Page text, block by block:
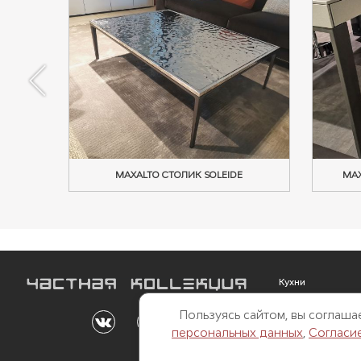
MAXALTO СТОЛИК SOLEIDE
Пользуясь сайтом, вы
персональных данных
Кухни
Outdoor
Свет